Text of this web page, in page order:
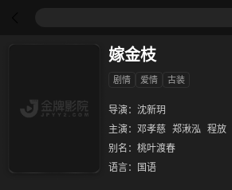
嫁金枝
剧情 爱情 古装
导演： 沈新玥
主演： 邓孝慈 郑湫泓 程放
别名： 桃叶渡春
语言：
国语